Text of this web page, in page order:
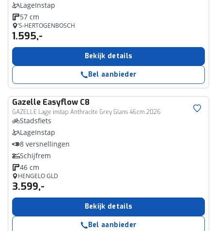
LageInstap
57 cm
’S-HERTOGENBOSCH
1.595,-
Bekijk details
Bel aanbieder
Gazelle Easyflow C8
GAZELLE Lage instap Anthracite Grey Glans 46cm 2026
Stadsfiets
LageInstap
8 versnellingen
Schijfrem
46 cm
HENGELO GLD
3.599,-
Bekijk details
Bel aanbieder